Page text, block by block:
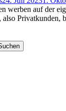
onwerben auf der
Privatkunden,